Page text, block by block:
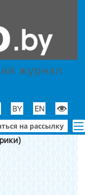
на рассылку